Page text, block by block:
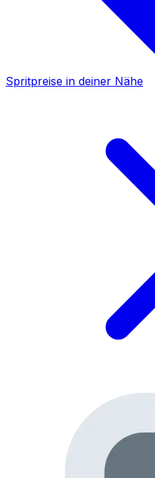
Spritpreise in deiner Nähe